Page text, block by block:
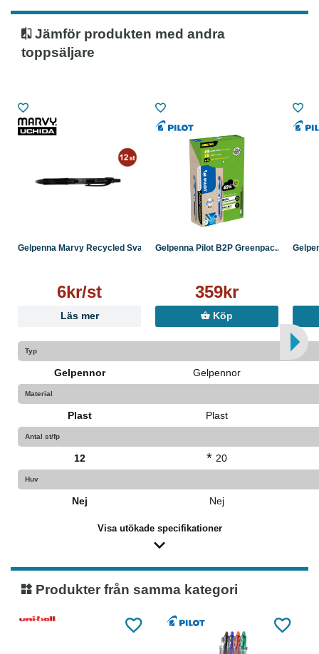
Jämför produkten med andra
toppsäljare
Gelpenna Marvy Recycled Sva...
6kr/st
Läs mer
Gelpenna Pilot B2P Greenpac...
359kr
Köp
Typ
Gelpennor Gelpennor
Material
Plast Plast
Antal st/fp
12 * 20
Huv
Nej Nej
Visa utökade specifikationer
Produkter från samma kategori